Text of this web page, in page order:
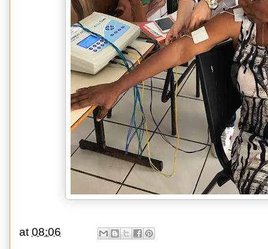
at08:06